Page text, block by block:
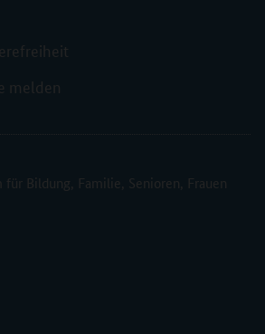
Bildung, Familie, Senioren, Frauen
melden